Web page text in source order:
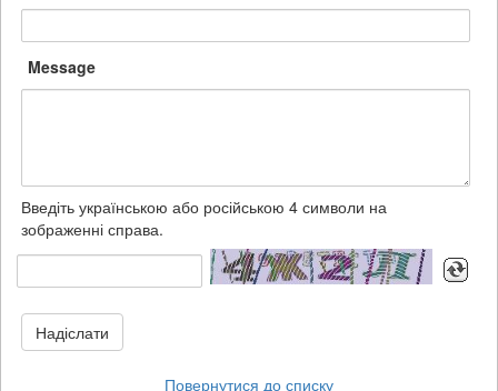
Message
Введіть українською або російською 4 символи на
зображенні справа.
Надіслати
Повернутися до списку